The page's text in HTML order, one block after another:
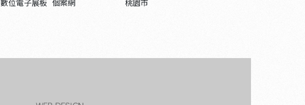
數位電子展板 個案網 桃園市